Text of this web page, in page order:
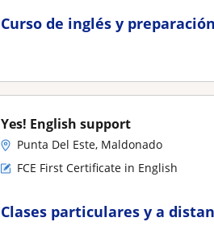
Curso de inglés y
Yes! English support
Punta Del Este, Maldonado
FCE First Certificate in English
Clases particulares y a